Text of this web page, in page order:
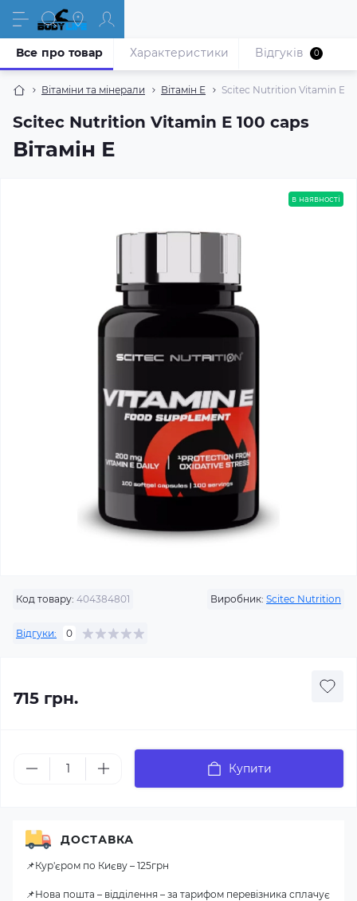
Вітаміни та мінерали Вітамін Е Scitec Nutrition Vitamin E
Scitec Nutrition Vitamin E 100 caps
Вітамін Е
Все про товар Характеристики Відгуків 0
в наявності
Код товару: 404384801 Виробник: Scitec Nutrition
Відгуки: 0
715 грн.
Купити
ДОСТАВКА
📌Кур'єром по Києву – 125грн
📌Нова пошта – відділення – за тарифом перевізника сплачує